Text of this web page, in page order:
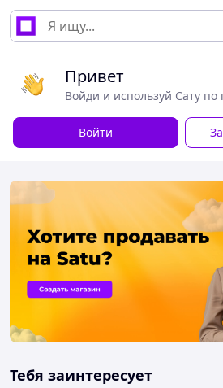
Привет
Войди и используй Сату по
Войти
Тебя заинтересует